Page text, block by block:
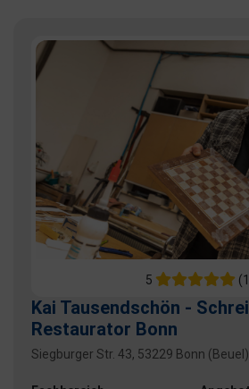
5
Kai Tausendschön -
Restaurator Bonn
Siegburger Str. 43, 53229 Bonn (Beuel)